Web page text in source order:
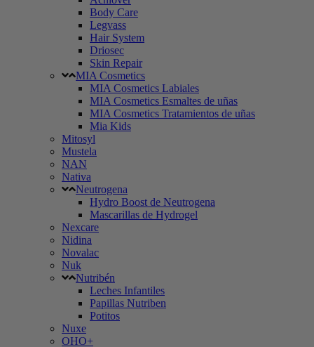
Body Care
Legvass
Hair System
Driosec
Skin Repair
MIA Cosmetics
MIA Cosmetics Labiales
MIA Cosmetics Esmaltes de uñas
MIA Cosmetics Tratamientos de uñas
Mia Kids
Mitosyl
Mustela
NAN
Nativa
Neutrogena
Hydro Boost de Neutrogena
Mascarillas de Hydrogel
Nexcare
Nidina
Novalac
Nuk
Nutribén
Leches Infantiles
Papillas Nutriben
Potitos
Nuxe
OHO+